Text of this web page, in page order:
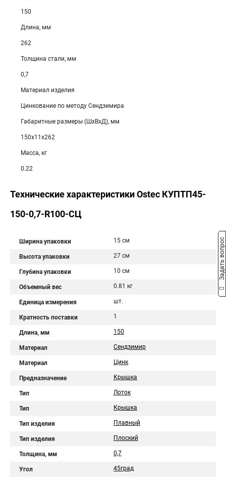
150
Длина, мм
262
Толщина стали, мм
0,7
Материал изделия
Цинкование по методу Сендзимира
Габаритные размеры (ШхВхД), мм
150х11х262
Масса, кг
0.22
Технические характеристики Ostec КУПТП45-
150-0,7-R100-СЦ
Ширина упаковки 15 см
Высота упаковки 27 см
Глубина упаковки 10 см
Объемный вес 0.81 кг
Единица измерения шт.
Кратность поставки 1
Длина, мм 150
Материал Сендзимир
Материал Цинк
Предназначение Крышка
Тип Лоток
Тип Крышка
Тип изделия Плавный
Тип изделия Плоский
Толщина, мм 0,7
Угол 45град
Задать вопрос